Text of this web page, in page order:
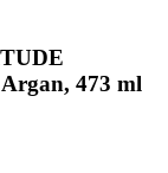
473 ml